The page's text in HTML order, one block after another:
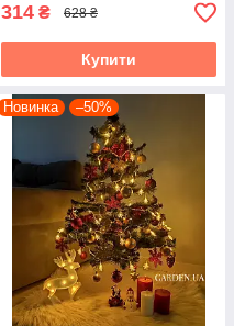
314 ₴ 628 ₴
Купити
Новинка –50%